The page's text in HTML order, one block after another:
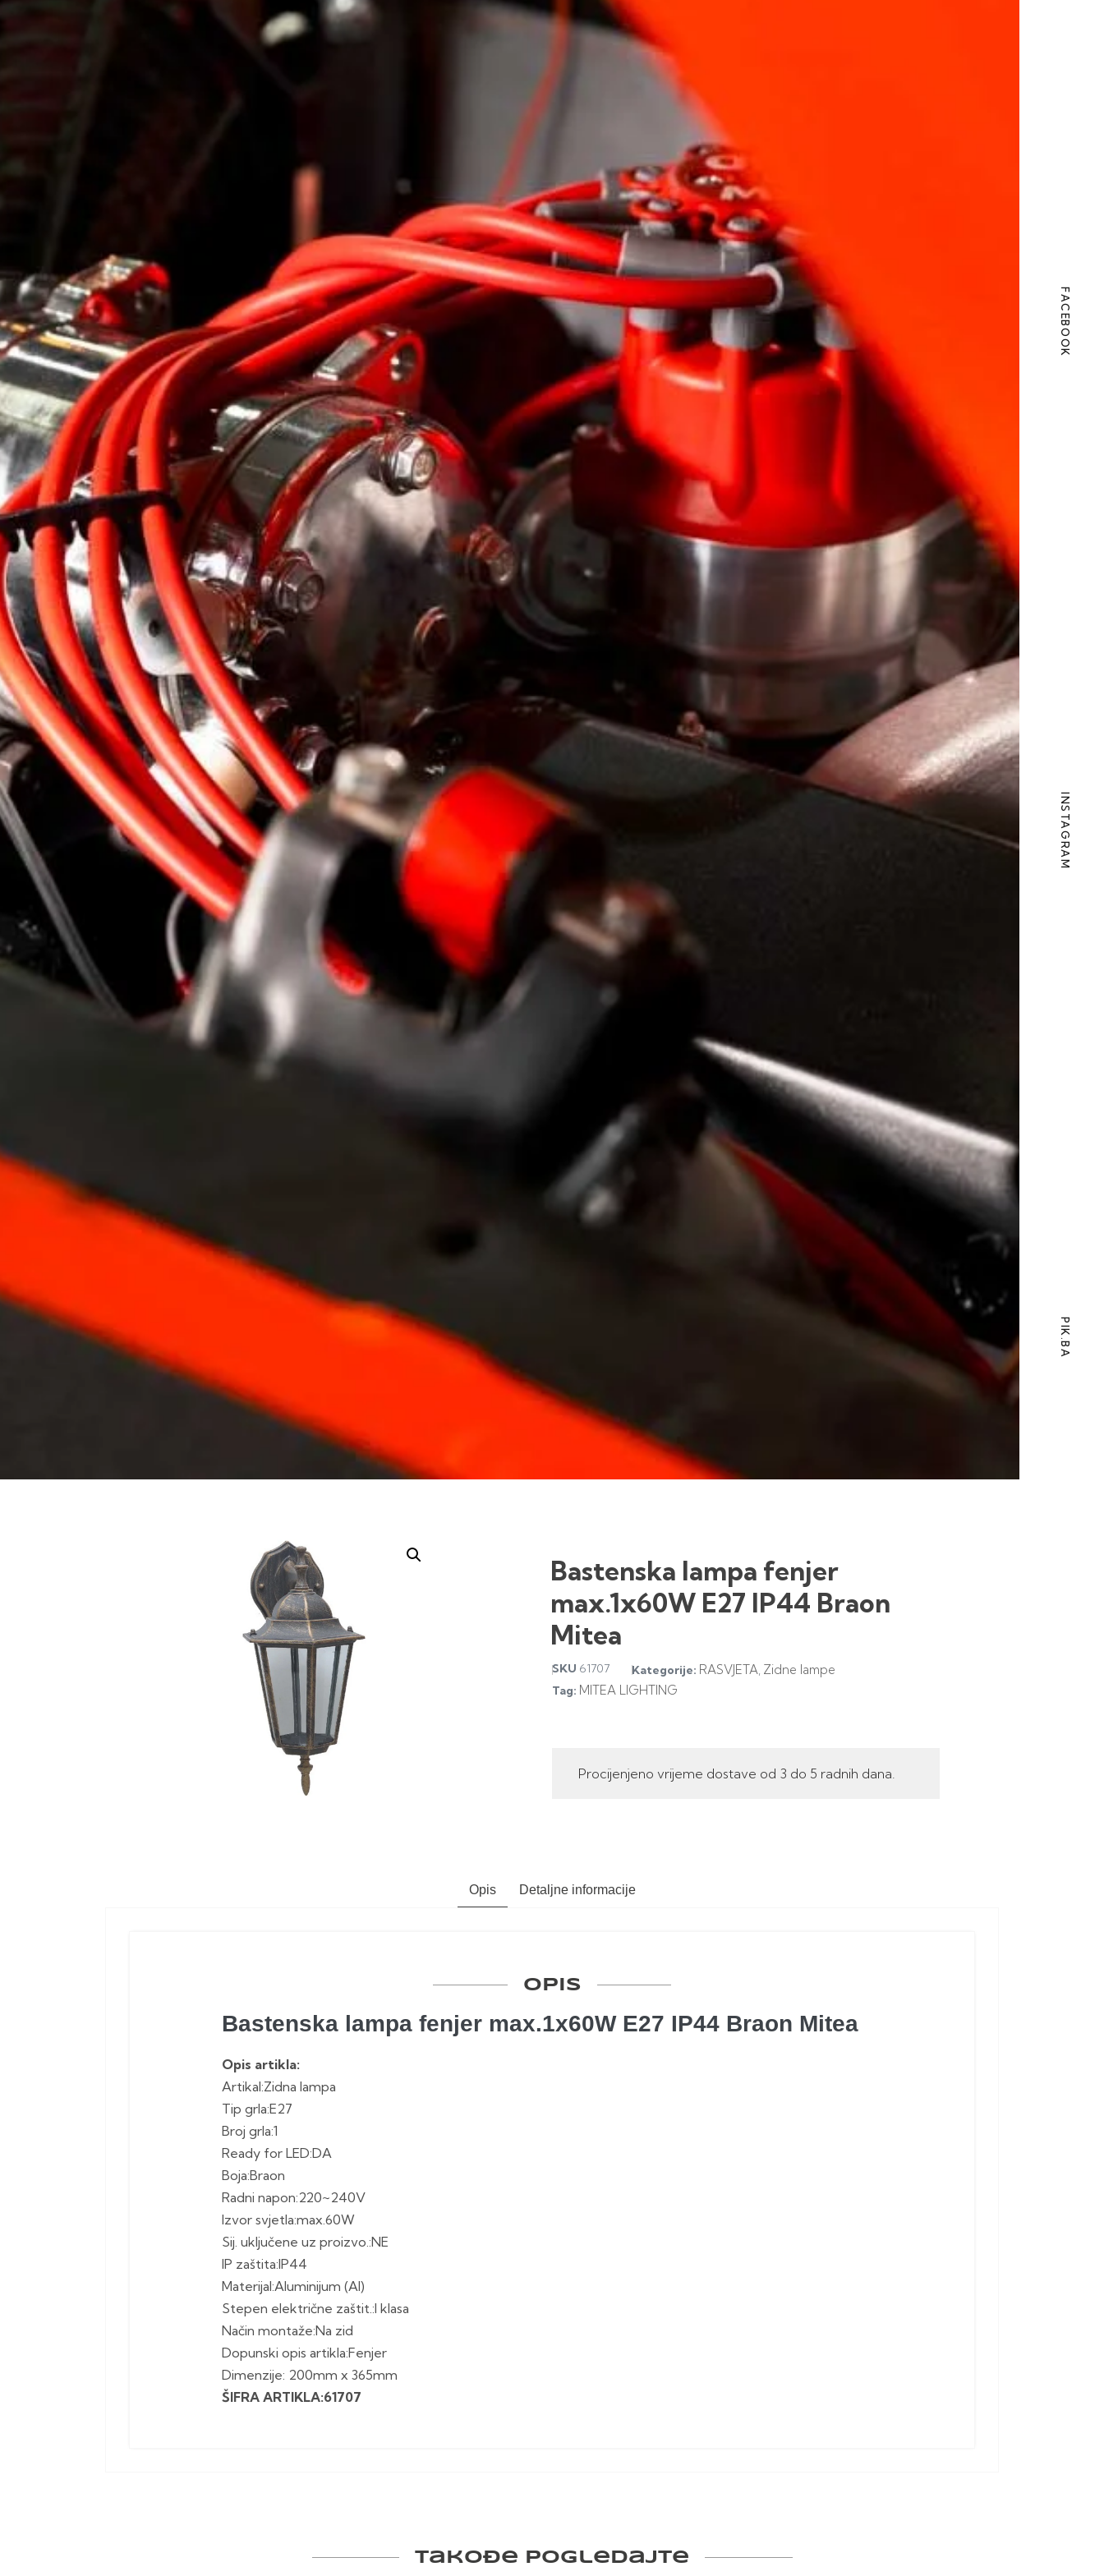
Bastenska lampa fenjer
max.1x60W E27 IP44 Braon
Mitea
SKU 61707 Kategorije: RASVJETA, Zidne lampe
Tag: MITEA LIGHTING
Procijenjeno vrijeme dostave od 3 do 5 radnih dana.
Opis Detaljne informacije
OPIS
Bastenska lampa fenjer max.1x60W E27 IP44 Braon Mitea
Opis artikla:
Artikal:Zidna lampa
Tip grla:E27
Broj grla:1
Ready for LED:DA
Boja:Braon
Radni napon:220~240V
Izvor svjetla:max.60W
Sij. uključene uz proizvo.:NE
IP zaštita:IP44
Materijal:Aluminijum (Al)
Stepen električne zaštit.:I klasa
Način montaže:Na zid
Dopunski opis artikla:Fenjer
Dimenzije: 200mm x 365mm
ŠIFRA ARTIKLA:61707
Takođe pogledajte
FACEBOOK
INSTAGRAM
PIK.BA